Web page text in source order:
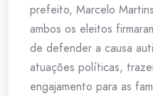
prefeito, Marcelo
ambos os eleitos
de defender a causa
atuações políticas,
engajamento para as